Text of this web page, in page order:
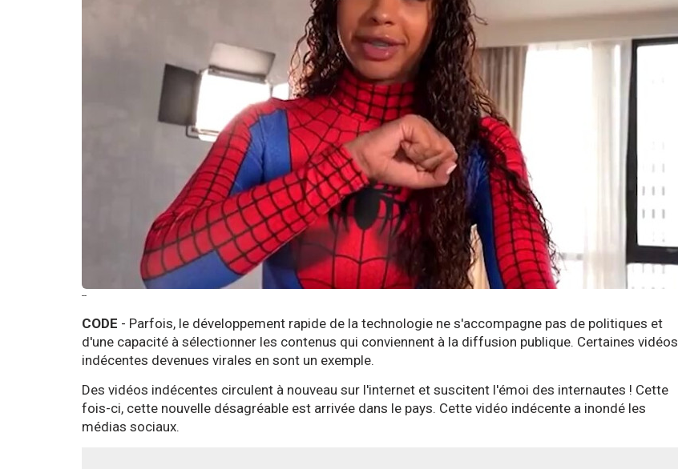
--
CODE - Parfois, le développement rapide de la technologie ne s'accompagne pas de politiques et
d'une capacité à sélectionner les contenus qui conviennent à la diffusion publique. Certaines vidéos
indécentes devenues virales en sont un exemple.
Des vidéos indécentes circulent à nouveau sur l'internet et suscitent l'émoi des internautes ! Cette
fois-ci, cette nouvelle désagréable est arrivée dans le pays. Cette vidéo indécente a inondé les
médias sociaux.